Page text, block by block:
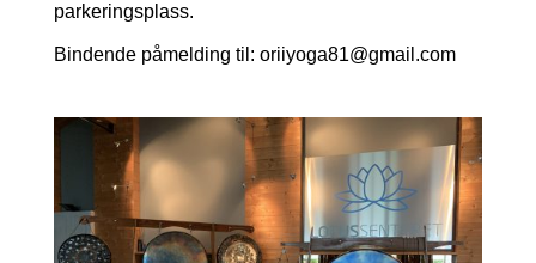
parkeringsplass.
Bindende påmelding til: oriiyoga81@gmail.com